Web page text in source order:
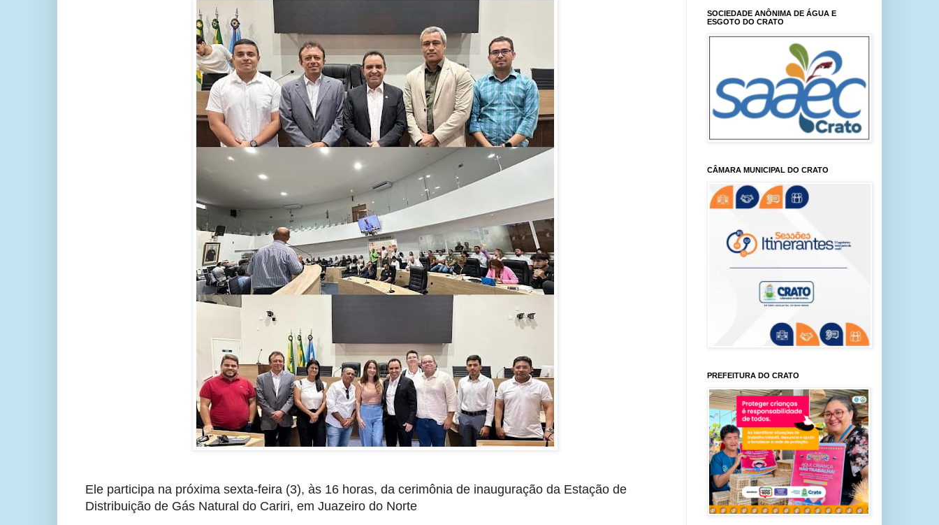
Ele participa na próxima sexta-feira (3), às 16 horas, da cerimônia de inauguração da Estação de
Distribuição de Gás Natural do Cariri, em Juazeiro do Norte
SOCIEDADE ANÔNIMA DE ÁGUA E
ESGOTO DO CRATO
CÂMARA MUNICIPAL DO CRATO
PREFEITURA DO CRATO